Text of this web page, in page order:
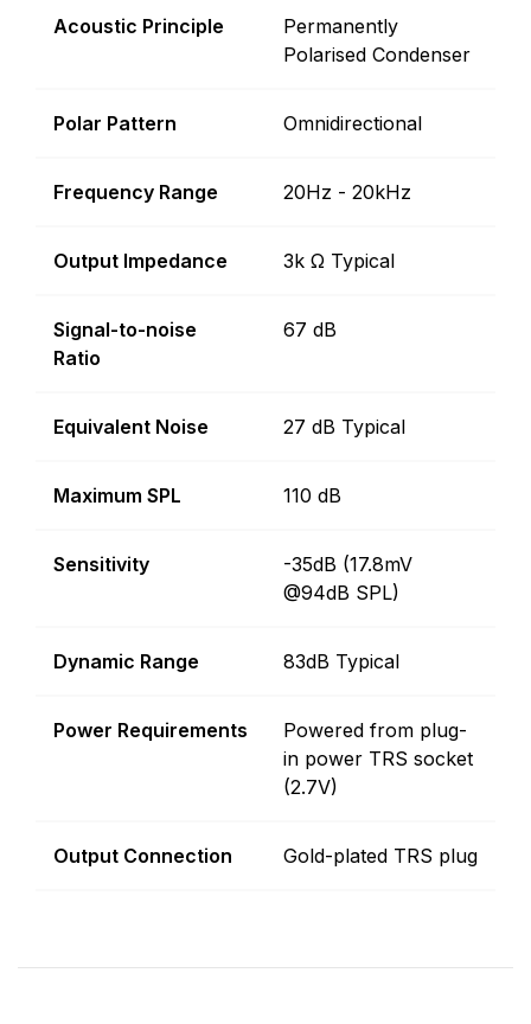
Acoustic Principle
Permanently
Polarised Condenser
Polar Pattern Omnidirectional
Frequency Range 20Hz - 20kHz
Output Impedance 3k Ω Typical
Signal-to-noise
Ratio
67 dB
Equivalent Noise 27 dB Typical
Maximum SPL 110 dB
Sensitivity
-35dB (17.8mV
@94dB SPL)
Dynamic Range 83dB Typical
Power Requirements
Powered from plug-
in power TRS socket
(2.7V)
Output Connection Gold-plated TRS plug